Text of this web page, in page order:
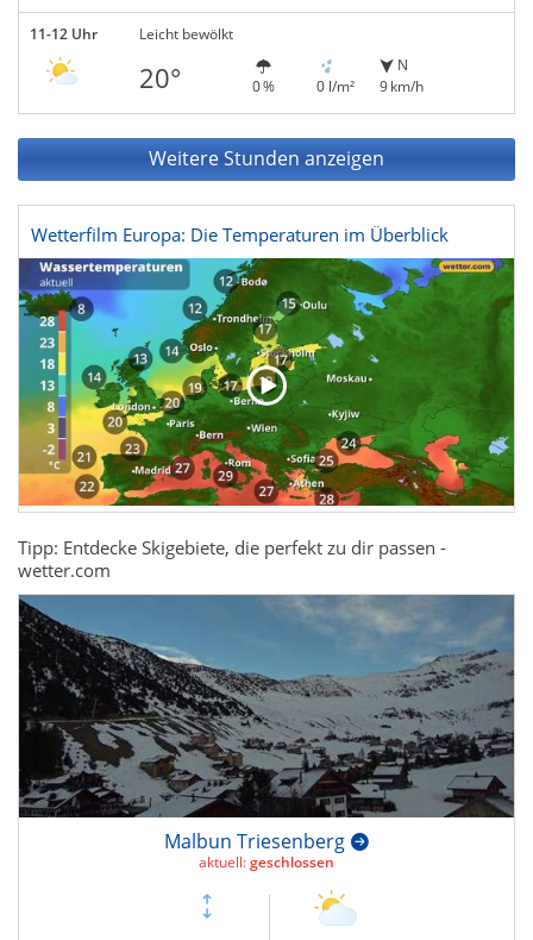
11-12 Uhr Leicht bewölkt
20° 0 % 0 l/m²
N
9 km/h
Weitere Stunden anzeigen
Wetterfilm Europa: Die Temperaturen im Überblick
Tipp: Entdecke Skigebiete, die perfekt zu dir passen -
wetter.com
Malbun Triesenberg
aktuell:geschlossen